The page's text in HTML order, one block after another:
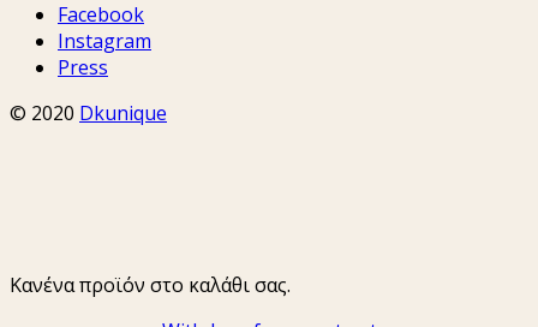
Facebook
Instagram
Press
© 2020 Dkunique
Κανένα προϊόν στο καλάθι σας.